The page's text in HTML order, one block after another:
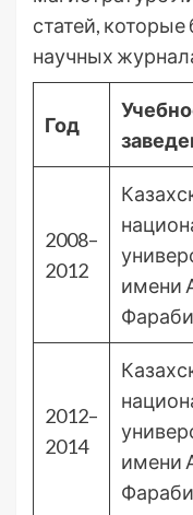
статей,
научных
Год
2008–
2012
имени
Фараби
2012–
2014
имени
Фараби